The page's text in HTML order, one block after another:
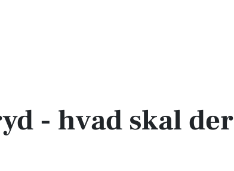
- hvad skal der